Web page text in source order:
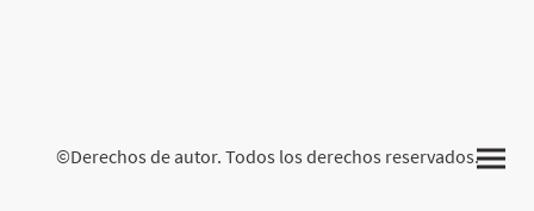
©Derechos de autor. Todos los derechos reservados.